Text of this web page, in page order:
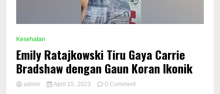
Kesehatan
Emily Ratajkowski Tiru Gaya Carrie
Bradshaw dengan Gaun Koran Ikonik
admin April 15, 2023 0 Commenton